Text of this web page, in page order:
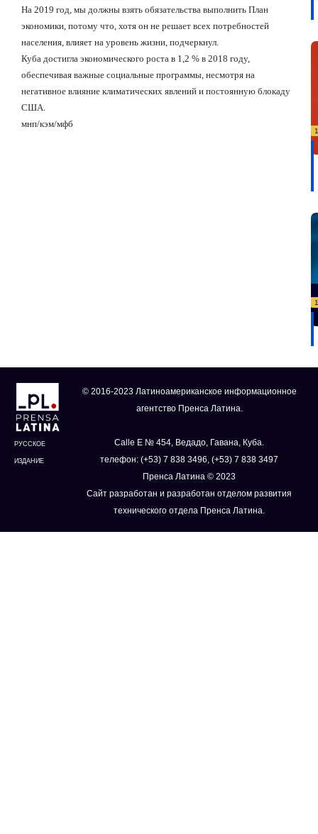
На 2019 год, мы должны взять обязательства выполнить План
экономики, потому что, хотя он не решает всех потребностей
населения, влияет на уровень жизни, подчеркнул.
Куба достигла экономического роста в 1,2 % в 2018 году,
обеспечивая важные социальные программы, несмотря на
негативное влияние климатических явлений и постоянную блокаду
США.
мнп/кэм/мфб
РУССКОЕ
ИЗДАНИЕ
© 2016-2023 Латиноамериканское информационное
агентство Пренса Латина.
Calle E № 454, Ведадо, Гавана, Куба.
телефон: (+53) 7 838 3496, (+53) 7 838 3497
Пренса Латина © 2023
Сайт разработан и разработан отделом развития
технического отдела Пренса Латина.